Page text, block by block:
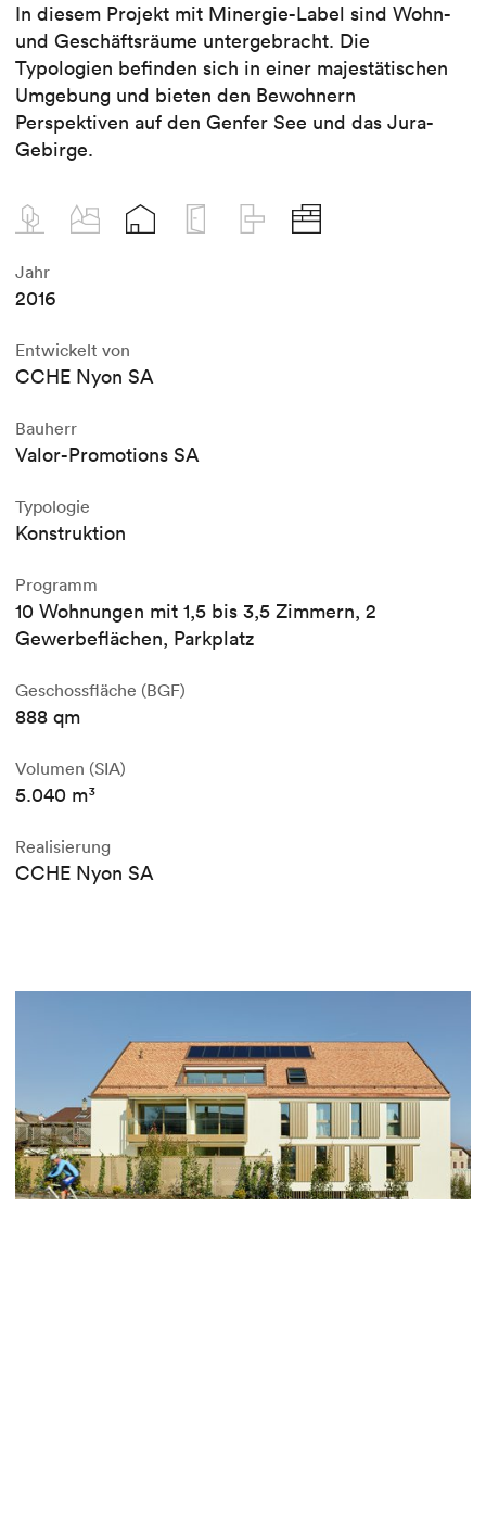
In diesem Projekt mit Minergie-Label sind Wohn-
und Geschäftsräume untergebracht. Die
Typologien befinden sich in einer majestätischen
Umgebung und bieten den Bewohnern
Perspektiven auf den Genfer See und das Jura-
Gebirge.
Jahr
2016
Entwickelt von
CCHE Nyon SA
Bauherr
Valor-Promotions SA
Typologie
Konstruktion
Programm
10 Wohnungen mit 1,5 bis 3,5 Zimmern, 2
Gewerbeflächen, Parkplatz
Geschossfläche (BGF)
888 qm
Volumen (SIA)
5.040 m³
Realisierung
CCHE Nyon SA